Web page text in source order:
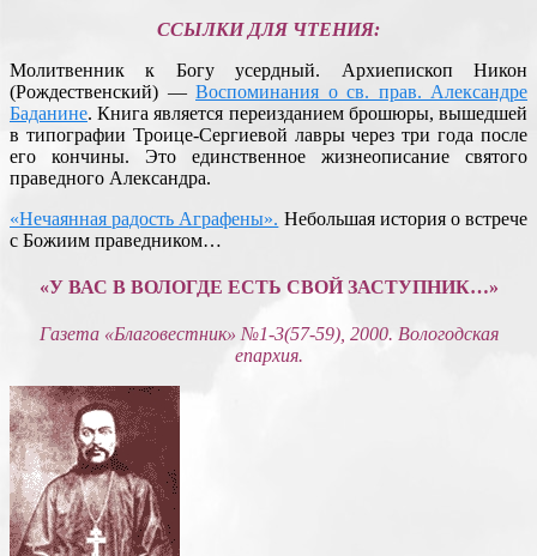
ССЫЛКИ ДЛЯ ЧТЕНИЯ:
Молитвенник к Богу усердный. Архиепископ Никон
(Рождественский) — Воспоминания о св. прав. Александре
Баданине. Книга является переизданием брошюры, вышедшей
в типографии Троице-Сергиевой лавры через три года после
его кончины. Это единственное жизнеописание святого
праведного Александра.
«Нечаянная радость Аграфены». Небольшая история о встрече
с Божиим праведником…
«У ВАС В ВОЛОГДЕ ЕСТЬ СВОЙ ЗАСТУПНИК…»
Газета «Благовестник» №1-3(57-59), 2000. Вологодская
епархия.